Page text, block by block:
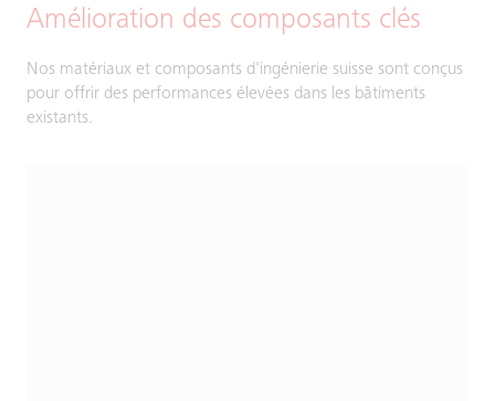
Amélioration des composants clés
Nos matériaux et composants d'ingénierie suisse sont conçus
pour offrir des performances élevées dans les bâtiments
existants.